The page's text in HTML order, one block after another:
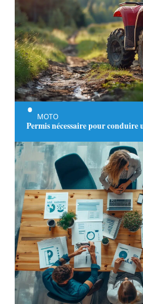
MOTO
Permis nécessaire pour conduire